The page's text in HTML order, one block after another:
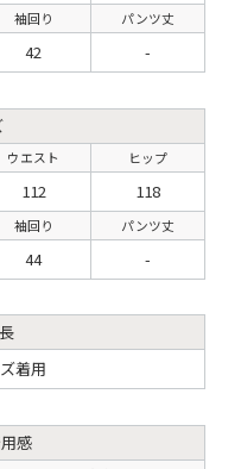
袖回り パンツ丈
42 -
ウエスト ヒップ
112 118
袖回り パンツ丈
44 -
着用
感